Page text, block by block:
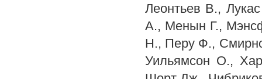
Леонтьев В.,
А., Менын Г.,
Н., Перу Ф.,
Уильямсон О.,